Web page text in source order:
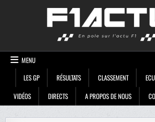
MENU
LES GP
RÉSULTATS CLASSEMENT
VIDÉOS
DIRECTS A PROPOS DE NOUS